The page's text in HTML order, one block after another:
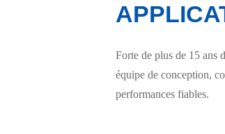
Forte de plus de 15 ans
équipe de conception,
performances fiables.